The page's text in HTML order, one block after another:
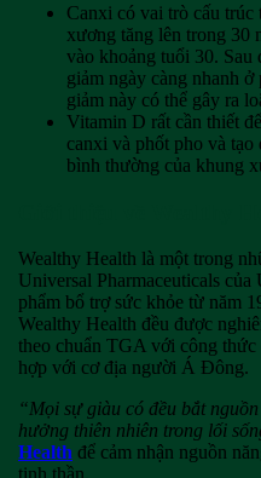
Canxi có vai trò cấu
xương tăng lên trong 30
vào khoảng tuổi 30.
giảm ngày càng nhanh
giảm này có thể gây ra
Vitamin D rất cần thiết
canxi và phốt pho và
bình thường của khung
Wealthy Health là một trong
Universal Pharmaceuticals của
phẩm bổ trợ sức khỏe từ năm
Wealthy Health đều được
theo chuẩn TGA với công
hợp với cơ địa người Á Đông.
“Mọi sự giàu có đều bắt
hưởng thiên nhiên trong lối
Health để cảm nhận nguồn